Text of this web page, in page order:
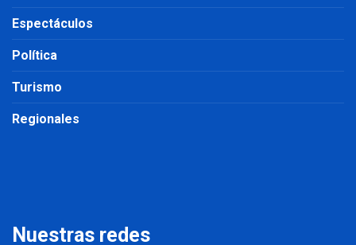
Espectáculos
Política
Turismo
Regionales
Nuestras redes